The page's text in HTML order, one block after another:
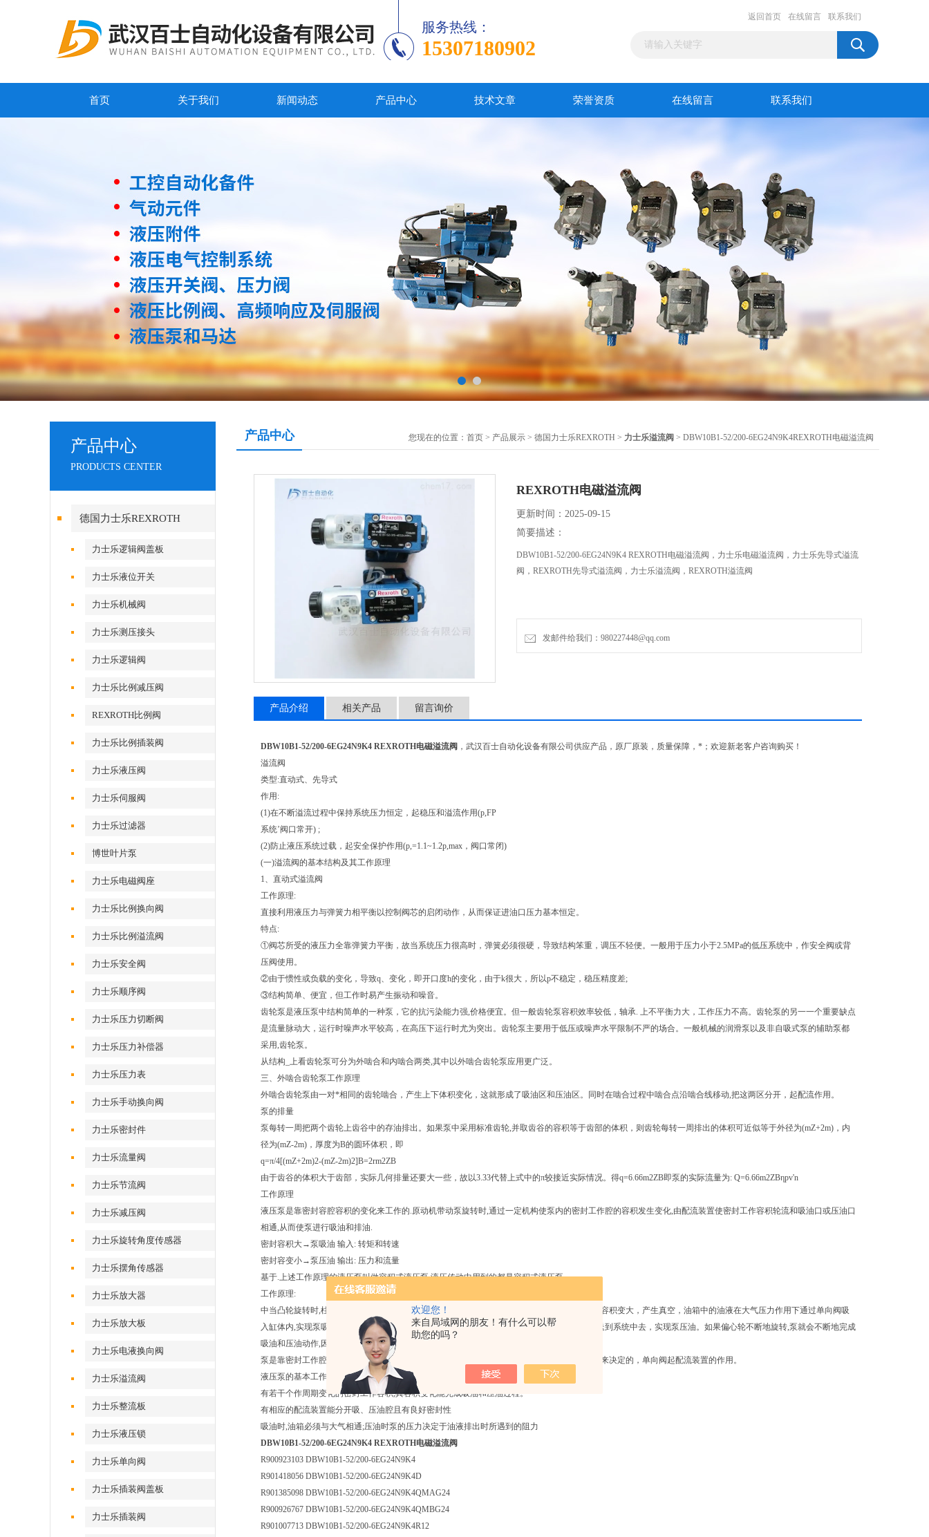
欢迎您！
来自局域网的朋友！有什么可以帮
助您的吗？
服务热线：
15307180902
返回首页 在线留言 联系我们
首页 关于我们 新闻动态 产品中心 技术文章 荣誉资质 在线留言 联系我们
产品中心
PRODUCTS CENTER
德国力士乐REXROTH
力士乐逻辑阀盖板
力士乐液位开关
力士乐机械阀
力士乐测压接头
力士乐逻辑阀
力士乐比例减压阀
REXROTH比例阀
力士乐比例插装阀
力士乐液压阀
力士乐伺服阀
力士乐过滤器
博世叶片泵
力士乐电磁阀座
力士乐比例换向阀
力士乐比例溢流阀
力士乐安全阀
力士乐顺序阀
力士乐压力切断阀
力士乐压力补偿器
力士乐压力表
力士乐手动换向阀
力士乐密封件
力士乐流量阀
力士乐节流阀
力士乐减压阀
力士乐旋转角度传感器
力士乐摆角传感器
力士乐放大器
力士乐放大板
力士乐电液换向阀
力士乐溢流阀
力士乐整流板
力士乐液压锁
力士乐单向阀
力士乐插装阀盖板
力士乐插装阀
产品中心 您现在的位置： 首页 > 产品展示 > 德国力士乐REXROTH > 力士乐溢流阀 > DBW10B1-52/200-6EG24N9K4REXROTH电磁溢流阀
REXROTH电磁溢流阀
更新时间：2025-09-15
简要描述：
DBW10B1-52/200-6EG24N9K4 REXROTH电磁溢流阀，力士乐电磁溢流阀，力士乐先导式溢流
阀，REXROTH先导式溢流阀，力士乐溢流阀，REXROTH溢流阀
发邮件给我们：980227448@qq.com
产品介绍 相关产品 留言询价
DBW10B1-52/200-6EG24N9K4 REXROTH电磁溢流阀 ，武汉百士自动化设备有限公司供应产品，原厂原装，质量保障，*；欢迎新老客户咨询购买！
溢流阀
类型:直动式、先导式
作用:
(1)在不断溢流过程中保持系统压力恒定，起稳压和溢流作用(p,FP
系统’阀口常开) ;
(2)防止液压系统过载，起安全保护作用(p,=1.1~1.2p,max，阀口常闭)
(一)溢流阀的基本结构及其工作原理
1、直动式溢流阀
工作原理:
直接利用液压力与弹簧力相平衡以控制阀芯的启闭动作，从而保证进油口压力基本恒定。
特点:
①阀芯所受的液压力全靠弹簧力平衡，故当系统压力很高时，弹簧必须很硬，导致结构笨重，调压不轻便。一般用于压力小于2.5MPa的低压系统中，作安全阀或背
压阀使用。
②由于惯性或负载的变化，导致q、变化，即开口度h的变化，由于k很大，所以p不稳定，稳压精度差;
③结构简单、便宜，但工作时易产生振动和噪音。
齿轮泵是液压泵中结构简单的一种泵，它的抗污染能力强,价格便宜。但一般齿轮泵容积效率较低，轴承. 上不平衡力大，工作压力不高。齿轮泵的另一一个重要缺点
是流量脉动大，运行时噪声水平较高，在高压下运行时尤为突出。齿轮泵主要用于低压或噪声水平限制不严的场合。一般机械的润滑泵以及非自吸式泵的辅助泵都
采用,齿轮泵。
从结构_上看齿轮泵可分为外啮合和内啮合两类,其中以外啮合齿轮泵应用更广泛。
三、外啮合齿轮泵工作原理
外啮合齿轮泵由一对*相同的齿轮啮合，产生上下体积变化，这就形成了吸油区和压油区。同时在啮合过程中啮合点沿啮合线移动,把这两区分开，起配流作用。
泵的排量
泵每转一周把两个齿轮上齿谷中的存油排出。如果泵中采用标准齿轮,并取齿谷的容积等于齿部的体积，则齿轮每转一周排出的体积可近似等于外径为(mZ+2m)，内
径为(mZ-2m)，厚度为B的圆环体积，即
q=π/4[(mZ+2m)2-(mZ-2m)2]B=2rm2ZB
由于齿谷的体积大于齿部，实际几何排量还要大一些，故以3.33代替上式中的π较接近实际情况。得q=6.66m2ZB即泵的实际流量为: Q=6.66m2ZBηpv'n
工作原理
液压泵是靠密封容腔容积的变化来工作的.原动机带动泵旋转时,通过一定机构使泵内的密封工作腔的容积发生变化,由配流装置使密封工作容积轮流和吸油口或压油口
相通,从而使泵进行吸油和排油.
密封容积大→泵吸油 输入: 转矩和转速
密封容变小→泵压油 输出: 压力和流量
基于.上述工作原理的液压泵叫做容积式液压泵,液压传动中用到的都是容积式液压泵。
工作原理:
中当凸轮旋转时,柱塞在凸轮和弹簧4的作用下在缸体内往复运动。当柱塞右移时,密封工作腔的容积变大，产生真空，油箱中的油液在大气压力作用下通过单向阀吸
入缸体内,实现泵吸油。当柱塞左移时,密封工作腔的容积变小，油液受到挤压便通过单向阀输送到系统中去，实现泵压油。如果偏心轮不断地旋转,泵就会不断地完成
吸油和压油动作,因此就会连续不断地向液压系统供油
泵是靠密封工作腔的容积变化进行工作的输出流量的大小是由密封工作腔的容积变化量的大小来决定的，单向阀起配流装置的作用。
液压泵的基本工作条件
有若干个作周期变化的密封工作容积,其容积变化能完成吸油和压油过程。
有相应的配流装置能分开吸、压油腔且有良好密封性
吸油时,油箱必须与大气相通;压油时泵的压力决定于油液排出时所遇到的阻力
DBW10B1-52/200-6EG24N9K4 REXROTH电磁溢流阀
R900923103 DBW10B1-52/200-6EG24N9K4
R901418056 DBW10B1-52/200-6EG24N9K4D
R901385098 DBW10B1-52/200-6EG24N9K4QMAG24
R900926767 DBW10B1-52/200-6EG24N9K4QMBG24
R901007713 DBW10B1-52/200-6EG24N9K4R12